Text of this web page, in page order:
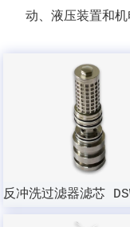
动、液压装置和机
反冲洗过滤器滤芯